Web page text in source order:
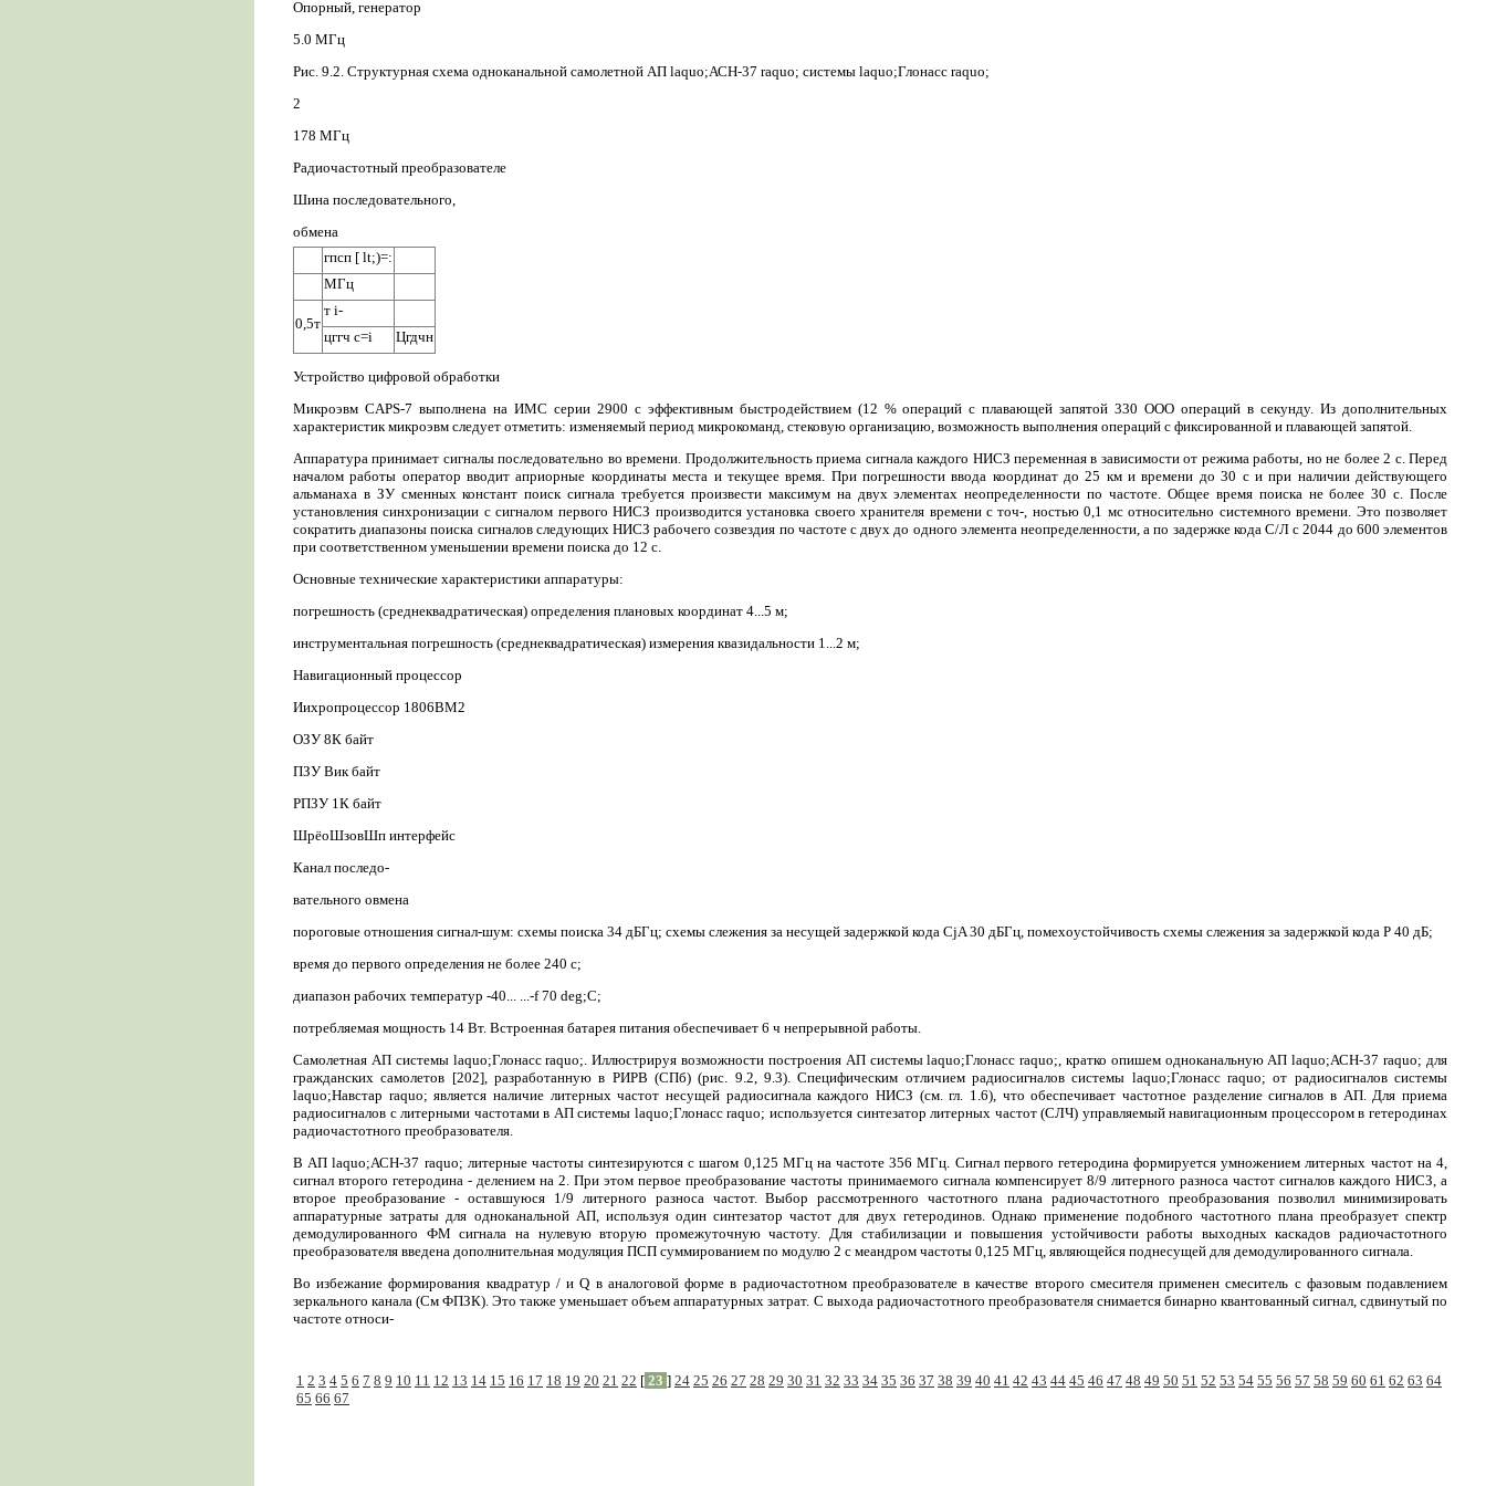
Опорный, генератор
5.0 МГц
Рис. 9.2. Структурная схема одноканальной самолетной АП laquo;АСН-37 raquo; системы laquo;Глонасс raquo;
2
178 МГц
Радиочастотный преобразователе
Шина последовательного,
обмена
гпсп [ lt;)=:
МГц
0,5т
т i-
цггч c=i
Цгдчн
Устройство цифровой обработки
Микроэвм CAPS-7 выполнена на ИМС серии 2900 с эффективным быстродействием (12 % операций с плавающей запятой 330 ООО операций в секунду. Из дополнительных
характеристик микроэвм следует отметить: изменяемый период микрокоманд, стековую организацию, возможность выполнения операций с фиксированной и плавающей запятой.
Аппаратура принимает сигналы последовательно во времени. Продолжительность приема сигнала каждого НИСЗ переменная в зависимости от режима работы, но не более 2 с. Перед
началом работы оператор вводит априорные координаты места и текущее время. При погрешности ввода координат до 25 км и времени до 30 с и при наличии действующего
альманаха в ЗУ сменных констант поиск сигнала требуется произвести максимум на двух элементах неопределенности по частоте. Общее время поиска не более 30 с. После
установления синхронизации с сигналом первого НИСЗ производится установка своего хранителя времени с точ-, ностью 0,1 мс относительно системного времени. Это позволяет
сократить диапазоны поиска сигналов следующих НИСЗ рабочего созвездия по частоте с двух до одного элемента неопределенности, а по задержке кода С/Л с 2044 до 600 элементов
при соответственном уменьшении времени поиска до 12 с.
Основные технические характеристики аппаратуры:
погрешность (среднеквадратическая) определения плановых координат 4...5 м;
инструментальная погрешность (среднеквадратическая) измерения квазидальности 1...2 м;
Навигационный процессор
Иихропроцессор 1806ВМ2
ОЗУ 8К байт
ПЗУ Вик байт
РПЗУ 1К байт
ШрёоШзовШп интерфейс
Канал последо-
вательного овмена
пороговые отношения сигнал-шум: схемы поиска 34 дБГц; схемы слежения за несущей задержкой кода CjA 30 дБГц, помехоустойчивость схемы слежения за задержкой кода Р 40 дБ;
время до первого определения не более 240 с;
диапазон рабочих температур -40... ...-f 70 deg;С;
потребляемая мощность 14 Вт. Встроенная батарея питания обеспечивает 6 ч непрерывной работы.
Самолетная АП системы laquo;Глонасс raquo;. Иллюстрируя возможности построения АП системы laquo;Глонасс raquo;, кратко опишем одноканальную АП laquo;АСН-37 raquo; для
гражданских самолетов [202], разработанную в РИРВ (СПб) (рис. 9.2, 9.3). Специфическим отличием радиосигналов системы laquo;Глонасс raquo; от радиосигналов системы
laquo;Навстар raquo; является наличие литерных частот несущей радиосигнала каждого НИСЗ (см. гл. 1.6), что обеспечивает частотное разделение сигналов в АП. Для приема
радиосигналов с литерными частотами в АП системы laquo;Глонасс raquo; используется синтезатор литерных частот (СЛЧ) управляемый навигационным процессором в гетеродинах
радиочастотного преобразователя.
В АП laquo;АСН-37 raquo; литерные частоты синтезируются с шагом 0,125 МГц на частоте 356 МГц. Сигнал первого гетеродина формируется умножением литерных частот на 4,
сигнал второго гетеродина - делением на 2. При этом первое преобразование частоты принимаемого сигнала компенсирует 8/9 литерного разноса частот сигналов каждого НИСЗ, а
второе преобразование - оставшуюся 1/9 литерного разноса частот. Выбор рассмотренного частотного плана радиочастотного преобразования позволил минимизировать
аппаратурные затраты для одноканальной АП, используя один синтезатор частот для двух гетеродинов. Однако применение подобного частотного плана преобразует спектр
демодулированного ФМ сигнала на нулевую вторую промежуточную частоту. Для стабилизации и повышения устойчивости работы выходных каскадов радиочастотного
преобразователя введена дополнительная модуляция ПСП суммированием по модулю 2 с меандром частоты 0,125 МГц, являющейся поднесущей для демодулированного сигнала.
Во избежание формирования квадратур / и Q в аналоговой форме в радиочастотном преобразователе в качестве второго смесителя применен смеситель с фазовым подавлением
зеркального канала (См ФПЗК). Это также уменьшает объем аппаратурных затрат. С выхода радиочастотного преобразователя снимается бинарно квантованный сигнал, сдвинутый по
частоте относи-
1 2 3 4 5 6 7 8 9 10 11 12 13 14 15 16 17 18 19 20 21 22 [ 23 ] 24 25 26 27 28 29 30 31 32 33 34 35 36 37 38 39 40 41 42 43 44 45 46 47 48 49 50 51 52 53 54 55 56 57 58 59 60 61 62 63 64
65 66 67